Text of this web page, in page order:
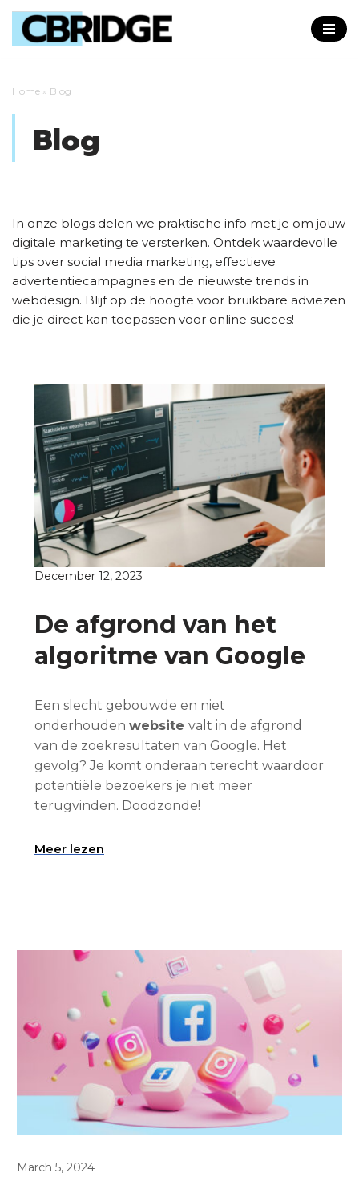
Skip
Home » Blog
Blog
In onze blogs delen we praktische info met je om jouw
digitale marketing te versterken. Ontdek waardevolle
tips over social media marketing, effectieve
advertentiecampagnes en de nieuwste trends in
webdesign. Blijf op de hoogte voor bruikbare adviezen
die je direct kan toepassen voor online succes!
December 12, 2023
De afgrond van het
algoritme van Google
Een slecht gebouwde en niet
onderhouden website valt in de afgrond
van de zoekresultaten van Google. Het
gevolg? Je komt onderaan terecht waardoor
potentiële bezoekers je niet meer
terugvinden. Doodzonde!
Meer lezen
March 5, 2024